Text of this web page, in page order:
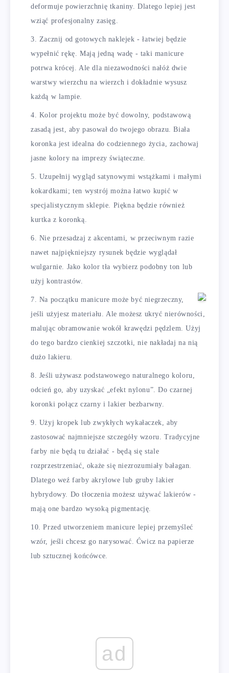
deformuje powierzchnię tkaniny. Dlatego lepiej jest
wziąć profesjonalny zasięg.
Zacznij od gotowych naklejek - łatwiej będzie
wypełnić rękę. Mają jedną wadę - taki manicure
potrwa krócej. Ale dla niezawodności nałóż dwie
warstwy wierzchu na wierzch i dokładnie wysusz
każdą w lampie.
Kolor projektu może być dowolny, podstawową
zasadą jest, aby pasował do twojego obrazu. Biała
koronka jest idealna do codziennego życia, zachowaj
jasne kolory na imprezy świąteczne.
Uzupełnij wygląd satynowymi wstążkami i małymi
kokardkami; ten wystrój można łatwo kupić w
specjalistycznym sklepie. Piękna będzie również
kurtka z koronką.
Nie przesadzaj z akcentami, w przeciwnym razie
nawet najpiękniejszy rysunek będzie wyglądał
wulgarnie. Jako kolor tła wybierz podobny ton lub
użyj kontrastów.
Na początku manicure może być niegrzeczny,
jeśli użyjesz materiału. Ale możesz ukryć nierówności,
malując obramowanie wokół krawędzi pędzlem. Użyj
do tego bardzo cienkiej szczotki, nie nakładaj na nią
dużo lakieru.
Jeśli używasz podstawowego naturalnego koloru,
odcień go, aby uzyskać „efekt nylonu”. Do czarnej
koronki połącz czarny i lakier bezbarwny.
Użyj kropek lub zwykłych wykałaczek, aby
zastosować najmniejsze szczegóły wzoru. Tradycyjne
farby nie będą tu działać - będą się stale
rozprzestrzeniać, okaże się niezrozumiały bałagan.
Dlatego weź farby akrylowe lub gruby lakier
hybrydowy. Do tłoczenia możesz używać lakierów -
mają one bardzo wysoką pigmentację.
Przed utworzeniem manicure lepiej przemyśleć
wzór, jeśli chcesz go narysować. Ćwicz na papierze
lub sztucznej końcówce.
ad